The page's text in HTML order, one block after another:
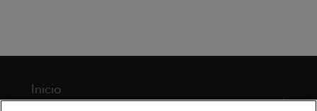
Inicio